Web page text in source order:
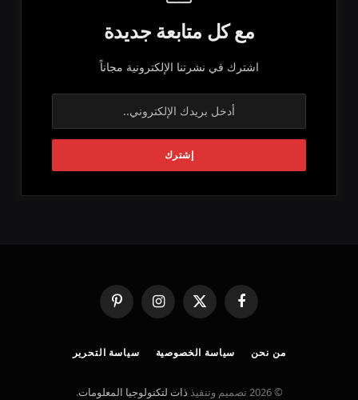
مع كل متابعة جديدة
اشترك في نشرتنا الإلكترونية مجاناً
فيسبوك
X
(Twitter)
الانستغرامبينتيريست
من نحن سياسة الخصوصية سياسة التحرير
© 2026 تصميم وتنفيذ ذات لتكنولوجيا المعلومات.